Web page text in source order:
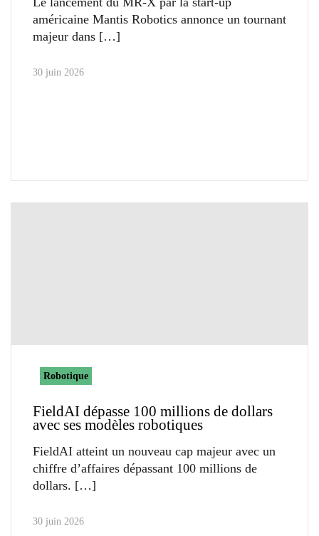
américaine Mantis Robotics annonce un tournant
majeur dans
30 juin 2026
Robotique
FieldAI dépasse 100 millions de dollars
avec ses modèles robotiques
FieldAI atteint un nouveau cap majeur avec un
chiffre d’affaires dépassant 100 millions de
dollars.
30 juin 2026